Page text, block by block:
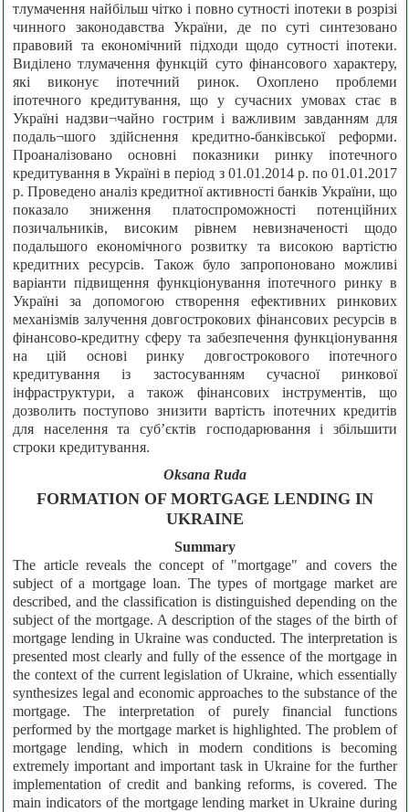
тлумачення найбільш чітко і повно сутності іпотеки в розрізі
чинного законодавства України, де по суті синтезовано
правовий та економічний підходи щодо сутності іпотеки.
Виділено тлумачення функцій суто фінансового характеру,
які виконує іпотечний ринок. Охоплено проблеми
іпотечного кредитування, що у сучасних умовах стає в
Україні надзви¬чайно гострим і важливим завданням для
подаль¬шого здійснення кредитно-банківської реформи.
Проаналізовано основні показники ринку іпотечного
кредитування в Україні в період з 01.01.2014 р. по 01.01.2017
р. Проведено аналіз кредитної активності банків України, що
показало зниження платоспроможності потенційних
позичальників, високим рівнем невизначеності щодо
подальшого економічного розвитку та високою вартістю
кредитних ресурсів. Також було запропоновано можливі
варіанти підвищення функціонування іпотечного ринку в
Україні за допомогою створення ефективних ринкових
механізмів залучення довгострокових фінансових ресурсів в
фінансово-кредитну сферу та забезпечення функціонування
на цій основі ринку довгострокового іпотечного
кредитування із застосуванням сучасної ринкової
інфраструктури, а також фінансових інструментів, що
дозволить поступово знизити вартість іпотечних кредитів
для населення та суб’єктів господарювання і збільшити
строки кредитування.
Oksana Ruda
FORMATION OF MORTGAGE LENDING IN
UKRAINE
Summary
The article reveals the concept of "mortgage" and covers the
subject of a mortgage loan. The types of mortgage market are
described, and the classification is distinguished depending on the
subject of the mortgage. A description of the stages of the birth of
mortgage lending in Ukraine was conducted. The interpretation is
presented most clearly and fully of the essence of the mortgage in
the context of the current legislation of Ukraine, which essentially
synthesizes legal and economic approaches to the substance of the
mortgage. The interpretation of purely financial functions
performed by the mortgage market is highlighted. The problem of
mortgage lending, which in modern conditions is becoming
extremely important and important task in Ukraine for the further
implementation of credit and banking reforms, is covered. The
main indicators of the mortgage lending market in Ukraine during